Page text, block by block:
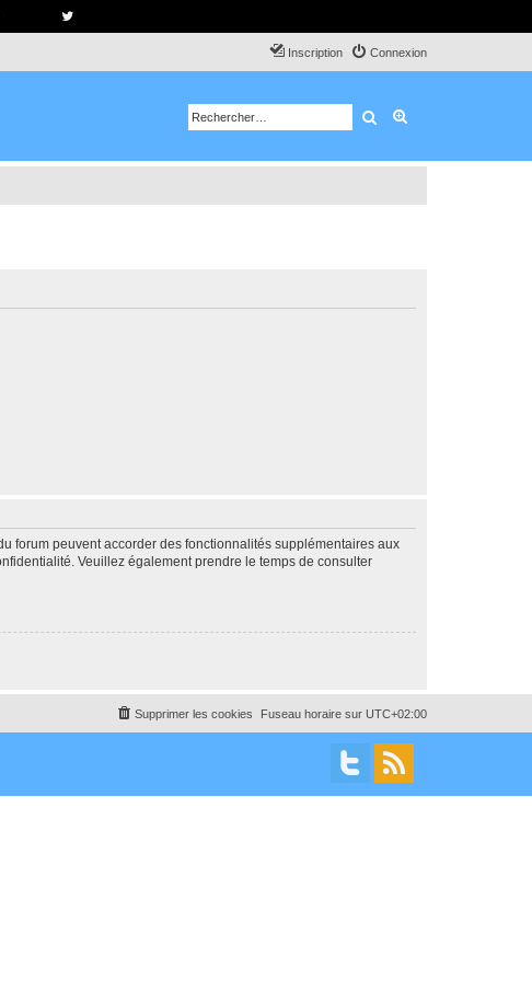
Connexion
Inscription
Rechercher
forum peuvent accorder des fonctionnalités supplémentaires aux
Veuillez également prendre le temps de consulter
Fuseau horaire sur UTC+02:00
Supprimer les cookies